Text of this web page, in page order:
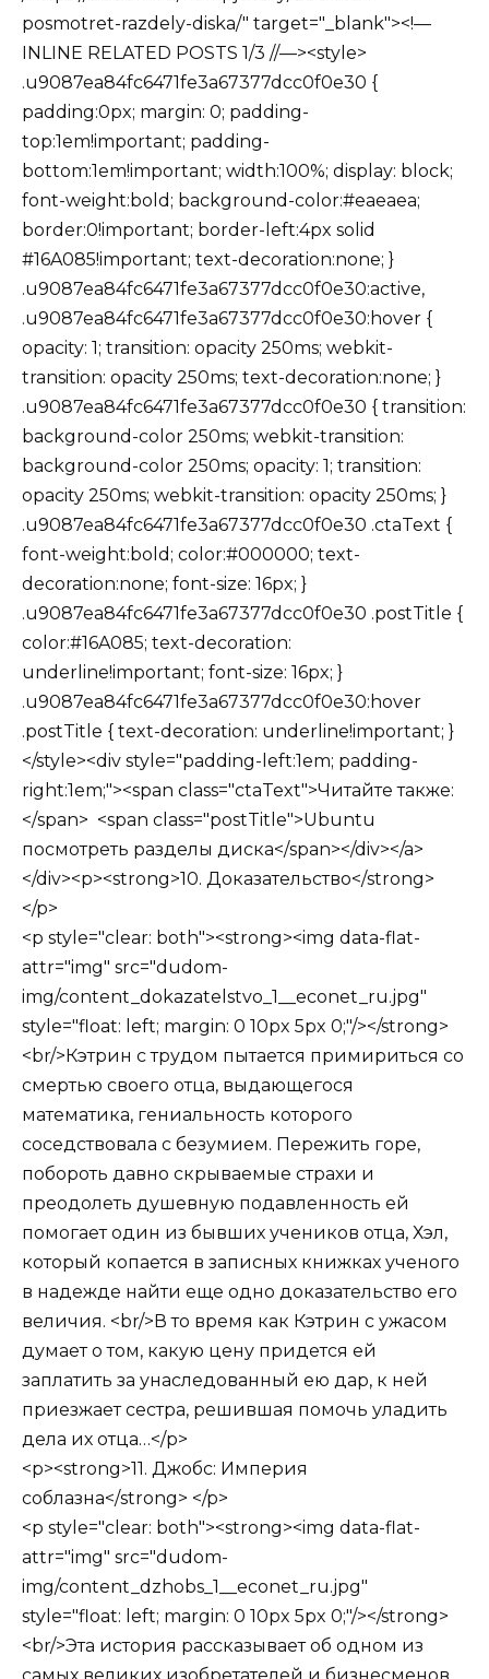
posmotret-razdely-diska/" target="_blank"><!—
INLINE RELATED POSTS 1/3 //—><style>
.u9087ea84fc6471fe3a67377dcc0f0e30 {
padding:0px; margin: 0; padding-
top:1em!important; padding-
bottom:1em!important; width:100%; display: block;
font-weight:bold; background-color:#eaeaea;
border:0!important; border-left:4px solid
#16A085!important; text-decoration:none; }
.u9087ea84fc6471fe3a67377dcc0f0e30:active,
.u9087ea84fc6471fe3a67377dcc0f0e30:hover {
opacity: 1; transition: opacity 250ms; webkit-
transition: opacity 250ms; text-decoration:none; }
.u9087ea84fc6471fe3a67377dcc0f0e30 { transition:
background-color 250ms; webkit-transition:
background-color 250ms; opacity: 1; transition:
opacity 250ms; webkit-transition: opacity 250ms; }
.u9087ea84fc6471fe3a67377dcc0f0e30 .ctaText {
font-weight:bold; color:#000000; text-
decoration:none; font-size: 16px; }
.u9087ea84fc6471fe3a67377dcc0f0e30 .postTitle {
color:#16A085; text-decoration:
underline!important; font-size: 16px; }
.u9087ea84fc6471fe3a67377dcc0f0e30:hover
.postTitle { text-decoration: underline!important; }
</style><div style="padding-left:1em; padding-
right:1em;"><span class="ctaText">Читайте также:
</span> <span class="postTitle">Ubuntu
посмотреть разделы диска</span></div></a>
</div><p><strong>10. Доказательство</strong>
</p>
<p style="clear: both"><strong><img data-flat-
attr="img" src="dudom-
img/content_dokazatelstvo_1__econet_ru.jpg"
style="float: left; margin: 0 10px 5px 0;"/></strong>
<br/>Кэтрин с трудом пытается примириться со
смертью своего отца, выдающегося
математика, гениальность которого
соседствовала с безумием. Пережить горе,
побороть давно скрываемые страхи и
преодолеть душевную подавленность ей
помогает один из бывших учеников отца, Хэл,
который копается в записных книжках ученого
в надежде найти еще одно доказательство его
величия. <br/>В то время как Кэтрин с ужасом
думает о том, какую цену придется ей
заплатить за унаследованный ею дар, к ней
приезжает сестра, решившая помочь уладить
дела их отца…</p>
<p><strong>11. Джобс: Империя
соблазна</strong> </p>
<p style="clear: both"><strong><img data-flat-
attr="img" src="dudom-
img/content_dzhobs_1__econet_ru.jpg"
style="float: left; margin: 0 10px 5px 0;"/></strong>
<br/>Эта история рассказывает об одном из